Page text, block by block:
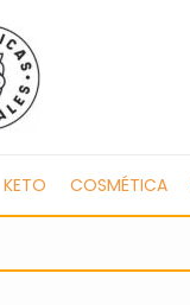
KETO COSMÉTICA